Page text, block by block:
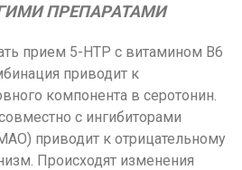
ПРЕПАРАТАМИ
прием 5-HTP с витамином В6
приводит к
компонента в серотонин.
с ингибиторами
приводит к отрицательному
Происходят изменения